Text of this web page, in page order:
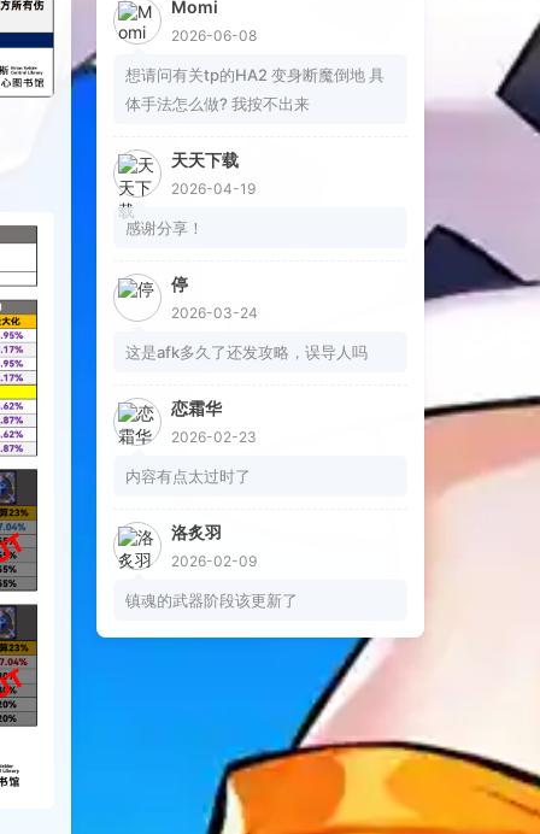
Momi
2026-06-08
想请问有关tp的HA2 变身断魔倒地 具
体手法怎么做? 我按不出来
天天下载
2026-04-19
感谢分享！
停
2026-03-24
这是afk多久了还发攻略，误导人吗
恋霜华
2026-02-23
内容有点太过时了
洛炙羽
2026-02-09
镇魂的武器阶段该更新了